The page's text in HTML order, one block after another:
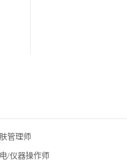
管理师
/仪器操作师